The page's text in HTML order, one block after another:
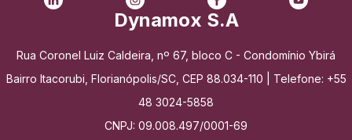
Dynamox S.A
Rua Coronel Luiz Caldeira, nº 67, bloco C - Condomínio Ybirá
Bairro Itacorubi, Florianópolis/SC, CEP 88.034-110 | Telefone: +55
48 3024-5858
CNPJ: 09.008.497/0001-69